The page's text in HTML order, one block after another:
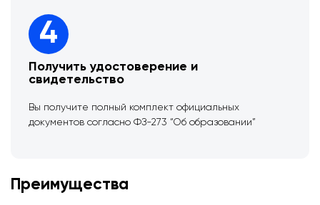
4
Получить удостоверение и
свидетельство
Вы получите полный комплект официальных
документов согласно ФЗ-273 “Об образовании”
Преимущества